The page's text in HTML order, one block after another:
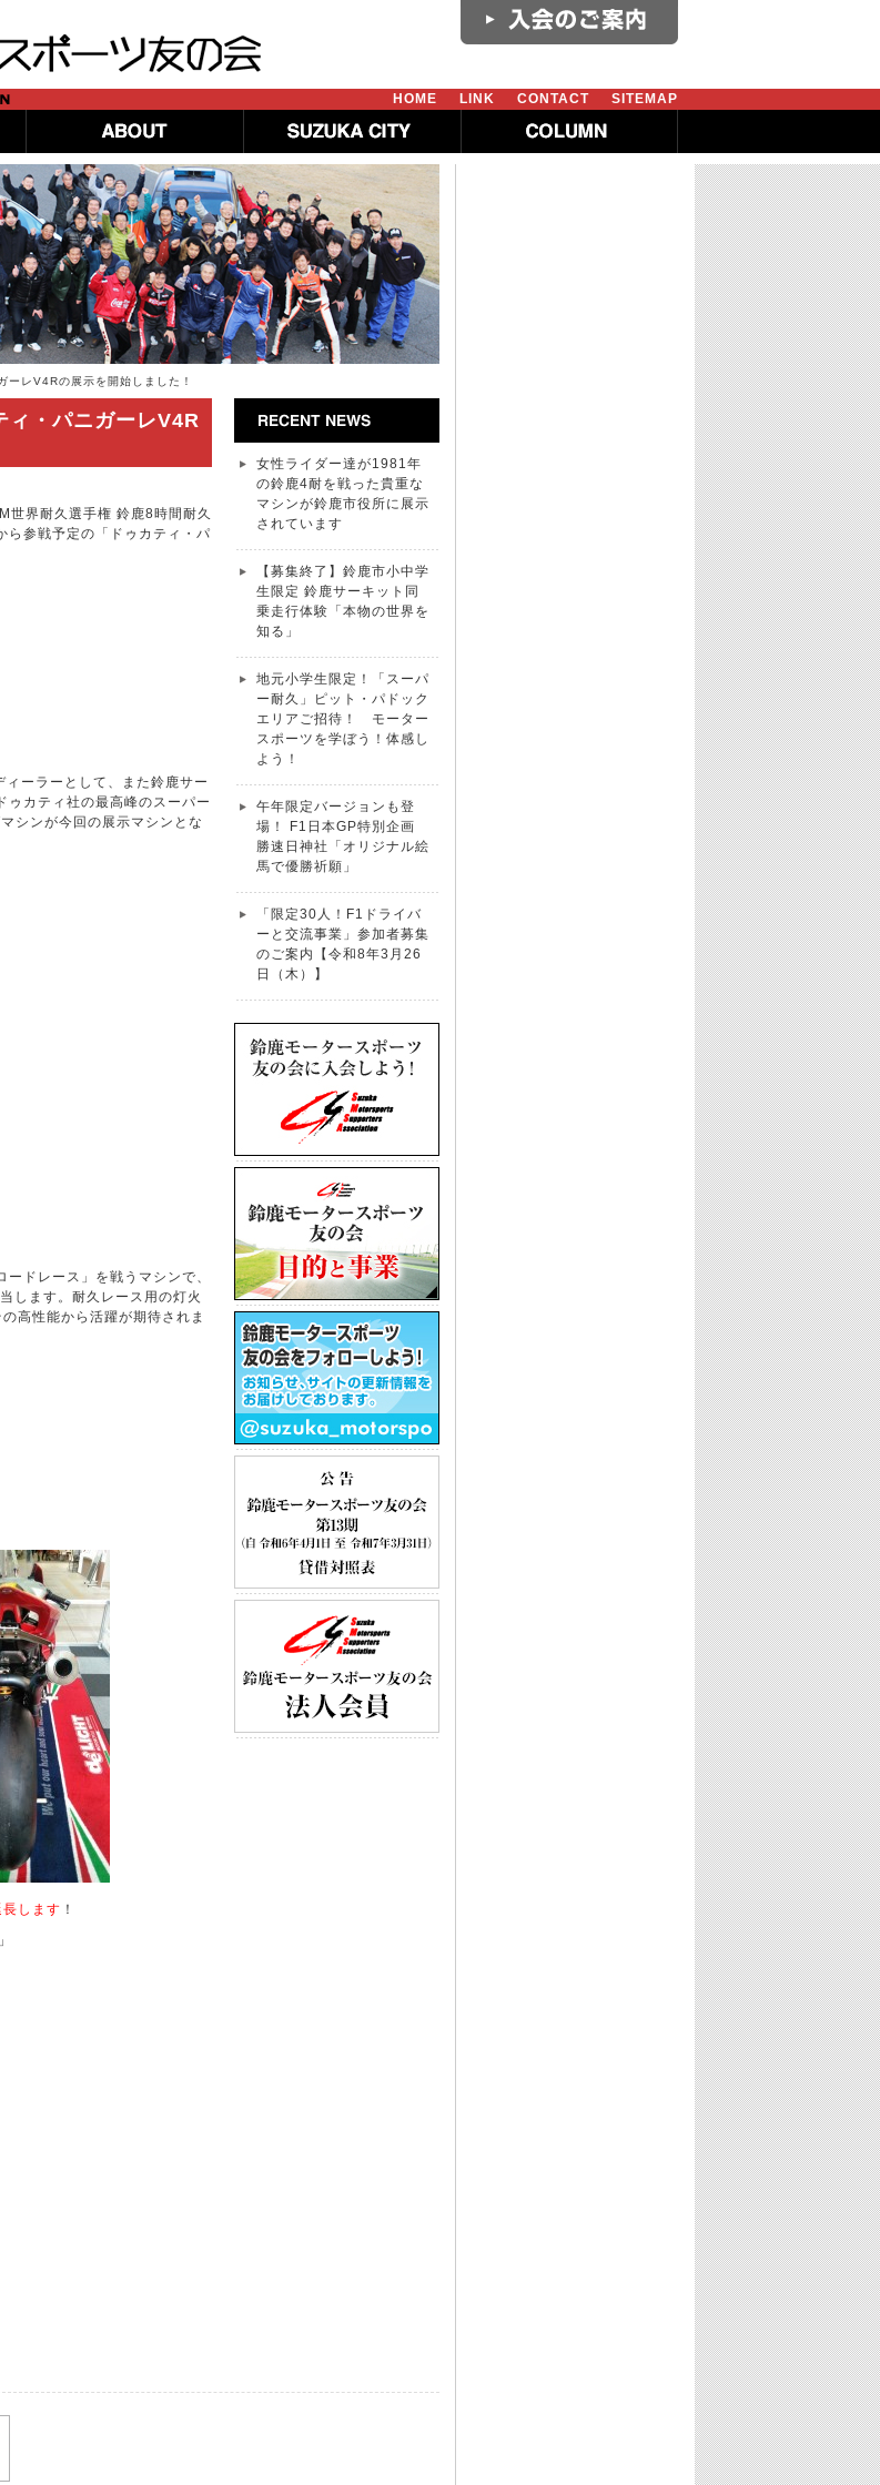
SITEMAP
CONTACT
LINK
HOME
ーレV4Rの展示を開始しました！
ィ・パニガーレV4R
世界耐久選手権 鈴鹿8時間耐久
ら参戦予定の「ドゥカティ・パ
ーラーとして、また鈴鹿サー
ゥカティ社の最高峰のスーパー
シンが今回の展示マシンとな
ドレース」を戦うマシンで、
します。耐久レース用の灯火
高性能から活躍が期待されま
します ！
女性ライダー達が1981年
の鈴鹿4耐を戦った貴重な
マシンが鈴鹿市役所に展示
されています
【募集終了】鈴鹿市小中学
生限定 鈴鹿サーキット同
乗走行体験「本物の世界を
知る」
地元小学生限定！「スーパ
ー耐久」ピット・パドック
エリアご招待！ モーター
スポーツを学ぼう！体感し
よう！
午年限定バージョンも登
場！ F1日本GP特別企画
勝速日神社「オリジナル絵
馬で優勝祈願」
「限定30人！F1ドライバ
ーと交流事業」参加者募集
のご案内【令和8年3月26
日（木）】